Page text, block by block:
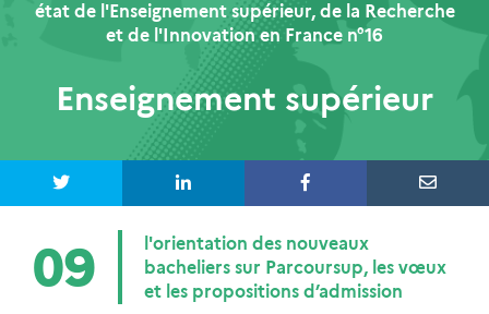
état de l'Enseignement supérieur, de la Recherche
et de l'Innovation en France n°16
Enseignement supérieur
09
l'orientation des nouveaux
bacheliers sur Parcoursup, les vœux
et les propositions d’admission